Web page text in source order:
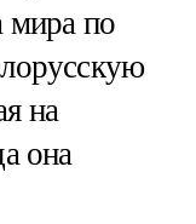
мира по
на
она